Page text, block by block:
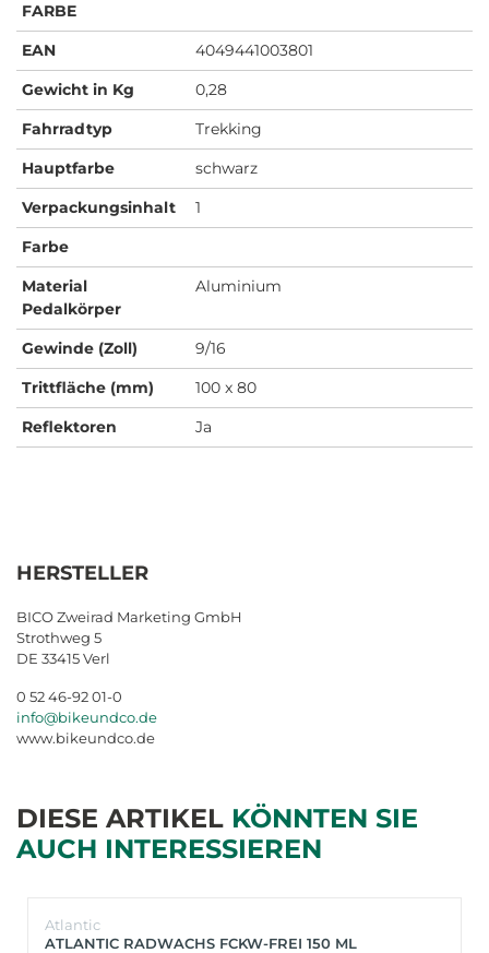
FARBE
EAN
4049441003801
Gewicht in Kg
0,28
Fahrradtyp
Trekking
Hauptfarbe
schwarz
Verpackungsinhalt
1
Farbe
Material
Pedalkörper
Aluminium
Gewinde (Zoll)
9/16
Trittfläche (mm)
100 x 80
Reflektoren
Ja
HERSTELLER
BICO Zweirad Marketing GmbH
Strothweg 5
DE 33415 Verl
0 52 46-92 01-0
info@bikeundco.de
www.bikeundco.de
DIESE ARTIKEL KÖNNTEN SIE
AUCH INTERESSIEREN
Atlantic
ATLANTIC RADWACHS FCKW-FREI 150 ML